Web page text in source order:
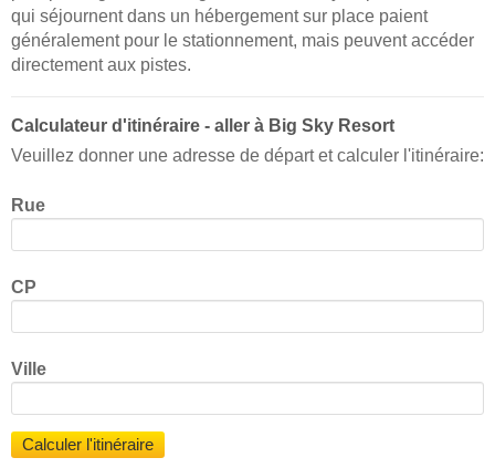
qui séjournent dans un hébergement sur place paient
généralement pour le stationnement, mais peuvent accéder
directement aux pistes.
Calculateur d'itinéraire - aller à Big Sky Resort
Veuillez donner une adresse de départ et calculer l'itinéraire:
Rue
CP
Ville
Calculer l'itinéraire